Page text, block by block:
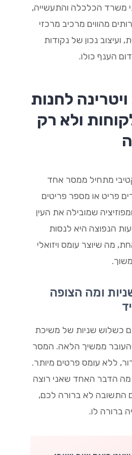
משרד הכלכלה והתעשייה,
מהווים מרכיב מרכזי
נכון של נקודות
הענף כולו.
לחנות
ולא רק
מתחיל ממסר אחד
פריט או מספר פריטים
שמובילה את העין
הנפוצה היא לנסות
מה שיוצר עומס ויזואלי
ומה הצופה
כשלוש שניות של משיכת
ממשיך הלאה. המסר
ללא עומס פרטים מיותר.
הדבר האחד שאני רוצה
התשובה לא ברורה לכם,
ברורה לו.